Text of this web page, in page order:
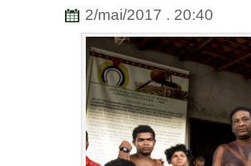
2/mai/2017 . 20:40